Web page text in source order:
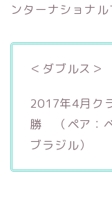
ンターナショナ
＜ダブルス＞
2017年4月ク
勝 （ペア：
ブラジル）